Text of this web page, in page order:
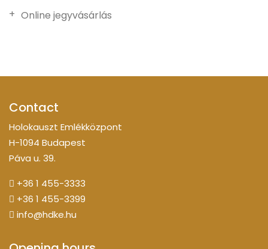
Online jegyvásárlás
Contact
Holokauszt Emlékközpont
H-1094 Budapest
Páva u. 39.
+36 1 455-3333
+36 1 455-3399
info@hdke.hu